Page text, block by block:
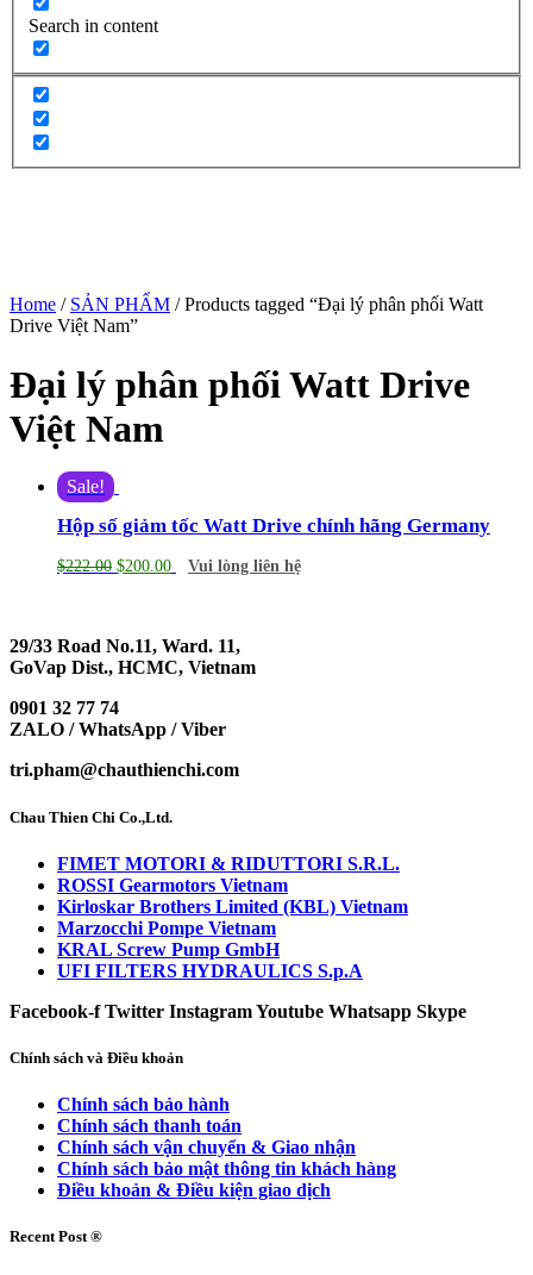
Search in content
Home / SẢN PHẨM / Products tagged “Đại lý phân phối Watt
Drive Việt Nam”
Đại lý phân phối Watt Drive
Việt Nam
Sale!
Hộp số giảm tốc Watt Drive chính hãng Germany
$222.00 $200.00 Vui lòng liên hệ
29/33 Road No.11, Ward. 11,
GoVap Dist., HCMC, Vietnam
0901 32 77 74
ZALO / WhatsApp / Viber
tri.pham@chauthienchi.com
Chau Thien Chi Co.,Ltd.
FIMET MOTORI & RIDUTTORI S.R.L.
ROSSI Gearmotors Vietnam
Kirloskar Brothers Limited (KBL) Vietnam
Marzocchi Pompe Vietnam
KRAL Screw Pump GmbH
UFI FILTERS HYDRAULICS S.p.A
Facebook-f Twitter InstagramYoutube Whatsapp Skype
Chính sách và Điều khoản
Chính sách bảo hành
Chính sách thanh toán
Chính sách vận chuyển & Giao nhận
Chính sách bảo mật thông tin khách hàng
Điều khoản & Điều kiện giao dịch
Recent Post ®